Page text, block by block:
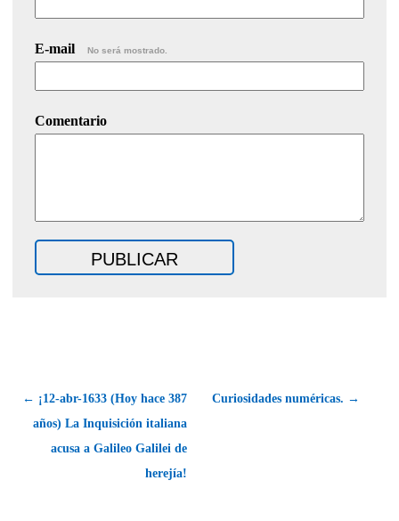
E-mail No será mostrado.
Comentario
← ¡12-abr-1633 (Hoy hace 387
años) La Inquisición italiana
acusa a Galileo Galilei de
herejía!
Curiosidades numéricas. →